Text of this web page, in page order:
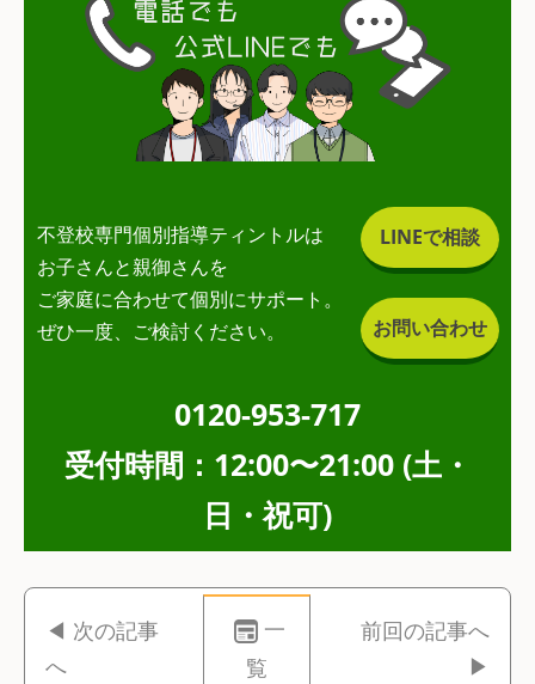
不登校専門個別指導ティントルは
お子さんと親御さんを
ご家庭に合わせて個別にサポート。
ぜひ一度、ご検討ください。
LINEで相談
お問い合わせ
0120-953-717
受付時間：12:00〜21:00 (土・
日・祝可)
◀ 次の記事
へ
一
覧
前回の記事へ
▶